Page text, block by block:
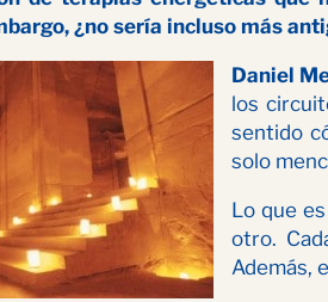
¿no sería incluso más
Daniel
los
sentido
solo
Lo que
otro.
Además,